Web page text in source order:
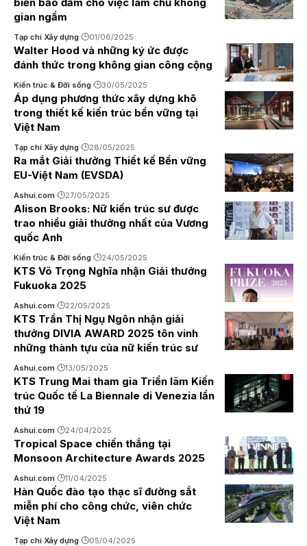
gian ngầm
Tạp chí Xây dựng 01/06/2025
Walter Hood và những ký ức được
đánh thức trong không gian công cộng
Kiến trúc & Đời sống 30/05/2025
Áp dụng phương thức xây dựng khô
trong thiết kế kiến trúc bền vững tại
Việt Nam
Tạp chí Xây dựng 28/05/2025
Ra mắt Giải thưởng Thiết kế Bền vững
EU-Việt Nam (EVSDA)
Ashui.com 27/05/2025
Alison Brooks: Nữ kiến trúc sư được
trao nhiều giải thưởng nhất của Vương
quốc Anh
Kiến trúc & Đời sống 24/05/2025
KTS Võ Trọng Nghĩa nhận Giải thưởng
Fukuoka 2025
Ashui.com 22/05/2025
KTS Trần Thị Ngụ Ngôn nhận giải
thưởng DIVIA AWARD 2025 tôn vinh
những thành tựu của nữ kiến trúc sư
Ashui.com 13/05/2025
KTS Trung Mai tham gia Triển lãm Kiến
trúc Quốc tế La Biennale di Venezia lần
thứ 19
Ashui.com 24/04/2025
Tropical Space chiến thắng tại
Monsoon Architecture Awards 2025
Ashui.com 11/04/2025
Hàn Quốc đào tạo thạc sĩ đường sắt
miễn phí cho công chức, viên chức
Việt Nam
Tạp chí Xây dựng 05/04/2025